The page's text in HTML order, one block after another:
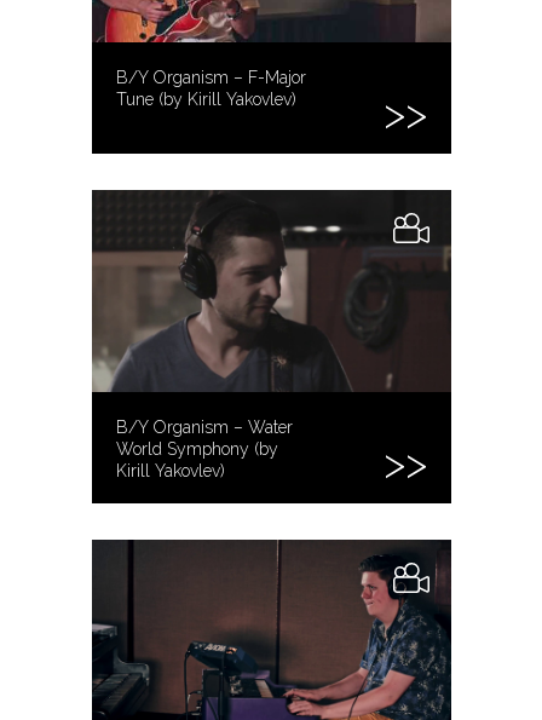
B/Y Organism – F-Major
Tune (by Kirill Yakovlev)
B/Y Organism – Water
World Symphony (by
Kirill Yakovlev)